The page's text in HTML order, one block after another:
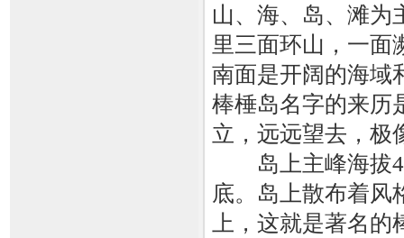
山、海、岛、滩为
里三面环山，一面
南面是开阔的海域
棒棰岛名字的来历
立，远远望去，极
岛上主峰海拔
底。岛上散布着风
上，这就是著名